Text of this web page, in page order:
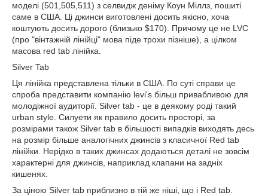
моделі (501,505,511) з селвидж деніму Коун Міллз, пошиті
саме в США. Ці джинси виготовлені досить якісно, хоча
коштують досить дорого (близько $170). Причому це не LVC
(про "вінтажній лінійці" мова піде трохи пізніше), а цілком
масова red tab лінійка.
Silver Tab
Ця лінійка представлена тільки в США. По суті справи це
спроба представити компанію levi's більш привабливою для
молодіжної аудиторії. Silver tab - це в деякому роді такий
urban style. Силуети як правило досить просторі, за
розмірами також Silver tab в більшості випадків виходять десь
на розмір більше аналогічних джинсів з класичної Red tab
лінійки. Нерідко в таких джинсах додаються деталі не зовсім
характерні для джинсів, наприклад клапани на задніх
кишенях.
За ціною Silver tab приблизно в тій же ніші, що і Red tab.